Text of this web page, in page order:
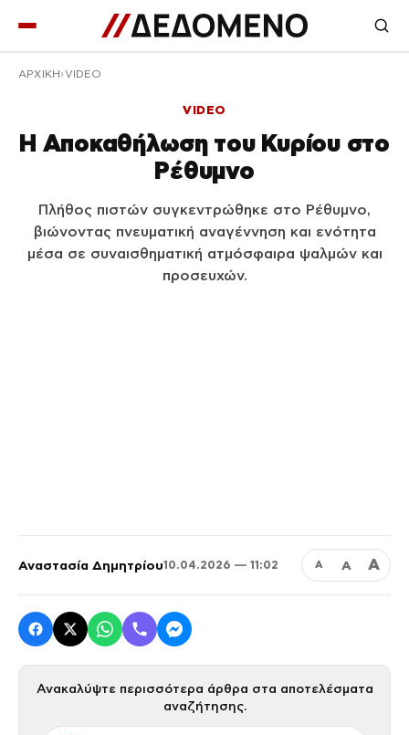
ΑΡΧΙΚΉ VIDEO
VIDEO
Η Αποκαθήλωση του Κυρίου στο
Ρέθυμνο
Πλήθος πιστών συγκεντρώθηκε στο Ρέθυμνο,
βιώνοντας πνευματική αναγέννηση και ενότητα
μέσα σε συναισθηματική ατμόσφαιρα ψαλμών και
προσευχών.
Αναστασία Δημητρίου10.04.2026 — 11:02 Α Α Α
Ανακαλύψτε περισσότερα άρθρα στα αποτελέσματα
αναζήτησης.